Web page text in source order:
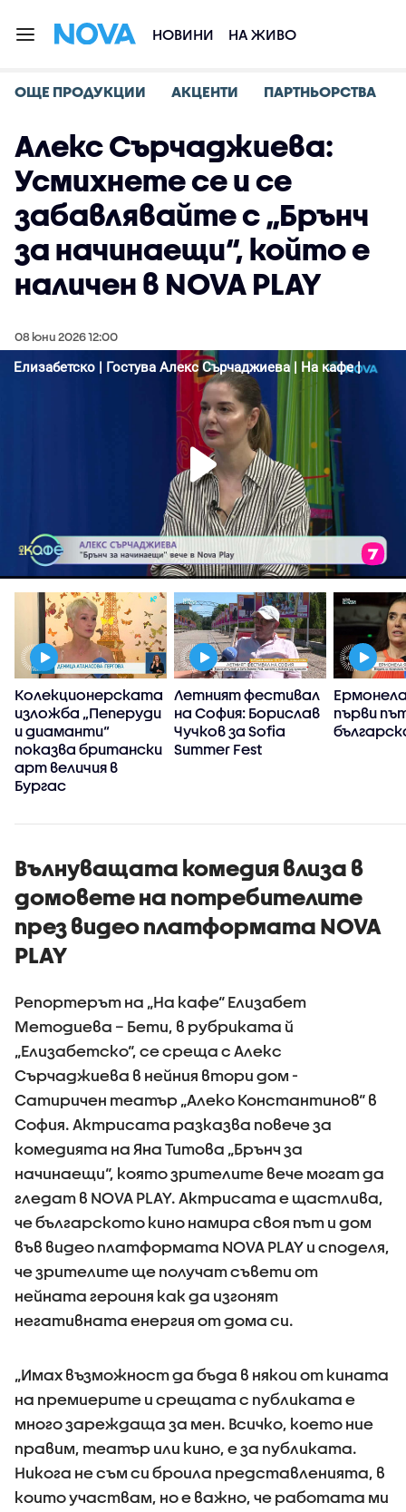
НОВИНИ НА ЖИВО
ОЩЕ ПРОДУКЦИИ АКЦЕНТИ ПАРТНЬОРСТВА
Алекс Сърчаджиева:
Усмихнете се и се
забавлявайте с „Брънч
за начинаещи“, който е
наличен в NOVA PLAY
08 юни 2026 12:00
Колекционерската
изложба „Пеперуди
и диаманти“
показва британски
арт величия в
Бургас
Летният фестивал
на София: Борислав
Чучков за Sofia
Summer Fest
първи
Вълнуващата комедия влиза в
домовете на потребителите
през видео платформата NOVA
PLAY
Репортерът на „На кафе“ Елизабет
Методиева – Бети, в рубриката й
„Елизабетско“, се среща с Алекс
Сърчаджиева в нейния втори дом -
Сатиричен театър „Алеко Константинов“ в
София. Актрисата разказва повече за
комедията на Яна Титова „Брънч за
начинаещи“, която зрителите вече могат да
гледат в NOVA PLAY. Актрисата е щастлива,
че българското кино намира своя път и дом
във видео платформата NOVA PLAY и споделя,
че зрителите ще получат съвети от
нейната героиня как да изгонят
негативната енергия от дома си.
„Имах възможност да бъда в някои от кината
на премиерите и срещата с публиката е
много зареждаща за мен. Всичко, което ние
правим, театър или кино, е за публиката.
Никога не съм си броила представленията, в
които участвам, но е важно, че работата ми